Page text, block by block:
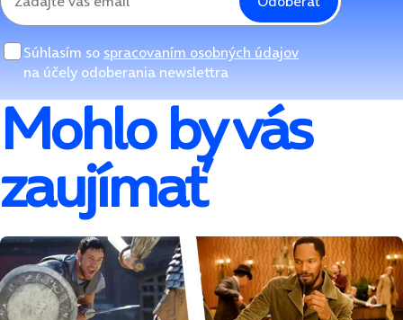
Súhlasím so spracovaním osobných údajov
na účely odoberania newslettra
Mohlo by vás
zaujímať